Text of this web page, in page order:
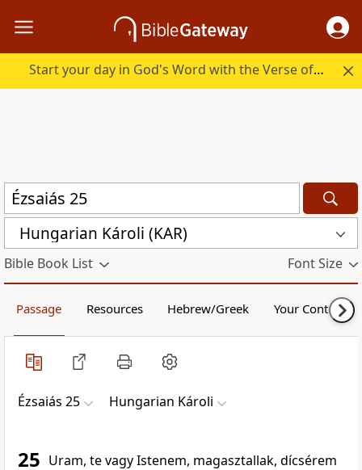
Start your day in God's Word with the Verse of the Day.
Hungarian Károli (KAR)
Bible Book List Font Size
Passage Resources Hebrew/Greek Your Content
Ézsaiás 25 Hungarian Károli
25 Uram, te vagy Istenem, magasztallak, dícsérem